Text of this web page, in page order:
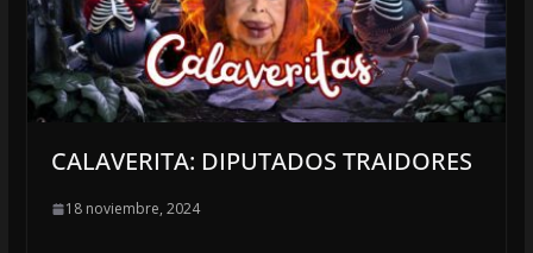
CALAVERITA: DIPUTADOS TRAIDORES
18 noviembre, 2024